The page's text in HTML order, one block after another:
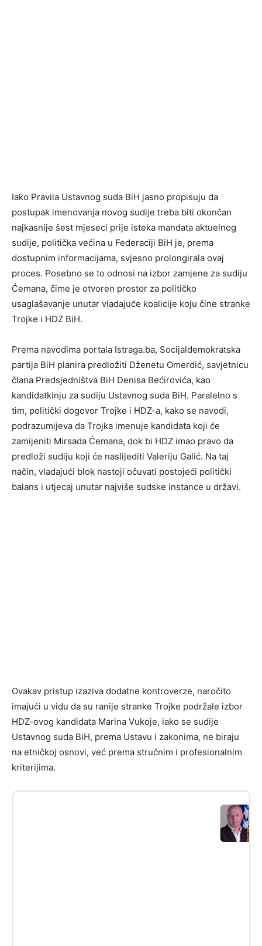
Iako Pravila Ustavnog suda BiH jasno propisuju da
postupak imenovanja novog sudije treba biti okončan
najkasnije šest mjeseci prije isteka mandata aktuelnog
sudije, politička većina u Federaciji BiH je, prema
dostupnim informacijama, svjesno prolongirala ovaj
proces. Posebno se to odnosi na izbor zamjene za sudiju
Ćemana, čime je otvoren prostor za političko
usaglašavanje unutar vladajuće koalicije koju čine stranke
Trojke i HDZ BiH.
Prema navodima portala Istraga.ba, Socijaldemokratska
partija BiH planira predložiti Dženetu Omerdić, savjetnicu
člana Predsjedništva BiH Denisa Bećirovića, kao
kandidatkinju za sudiju Ustavnog suda BiH. Paralelno s
tim, politički dogovor Trojke i HDZ-a, kako se navodi,
podrazumijeva da Trojka imenuje kandidata koji će
zamijeniti Mirsada Ćemana, dok bi HDZ imao pravo da
predloži sudiju koji će naslijediti Valeriju Galić. Na taj
način, vladajući blok nastoji očuvati postojeći politički
balans i utjecaj unutar najviše sudske instance u državi.
Ovakav pristup izaziva dodatne kontroverze, naročito
imajući u vidu da su ranije stranke Trojke podržale izbor
HDZ-ovog kandidata Marina Vukoje, iako se sudije
Ustavnog suda BiH, prema Ustavu i zakonima, ne biraju
na etničkoj osnovi, već prema stručnim i profesionalnim
kriterijima.